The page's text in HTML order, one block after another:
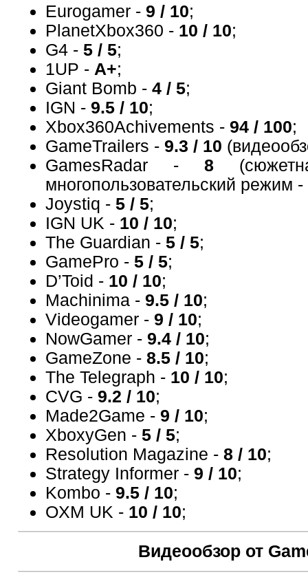
Eurogamer - 9 / 10;
PlanetXbox360 - 10 / 10;
G4 - 5 / 5;
1UP - A+;
Giant Bomb - 4 / 5;
IGN - 9.5 / 10;
Xbox360Achivements - 94 / 100;
GameTrailers - 9.3 / 10
GamesRadar - 8
многопользовательский режим -
Joystiq - 5 / 5;
IGN UK - 10 / 10;
The Guardian - 5 / 5;
GamePro - 5 / 5;
D’Toid - 10 / 10;
Machinima - 9.5 / 10;
Videogamer - 9 / 10;
NowGamer - 9.4 / 10;
GameZone - 8.5 / 10;
The Telegraph - 10 / 10;
CVG - 9.2 / 10;
Made2Game - 9 / 10;
XboxyGen - 5 / 5;
Resolution Magazine - 8 / 10;
Strategy Informer - 9 / 10;
Kombo - 9.5 / 10;
OXM UK - 10 / 10;
Видеообзор от